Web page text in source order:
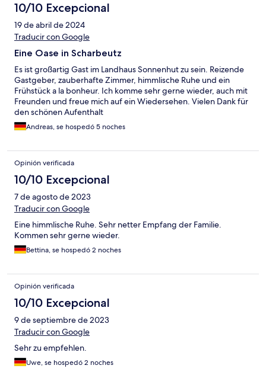
10/10 Excepcional
19 de abril de 2024
Traducir con Google
Eine Oase in Scharbeutz
Es ist großartig Gast im Landhaus Sonnenhut zu sein. Reizende
Gastgeber, zauberhafte Zimmer, himmlische Ruhe und ein
Frühstück a la bonheur. Ich komme sehr gerne wieder, auch mit
Freunden und freue mich auf ein Wiedersehen. Vielen Dank für
den schönen Aufenthalt
Andreas, se hospedó 5 noches
Opinión verificada
10/10 Excepcional
7 de agosto de 2023
Traducir con Google
Eine himmlische Ruhe. Sehr netter Empfang der Familie.
Kommen sehr gerne wieder.
Bettina, se hospedó 2 noches
Opinión verificada
10/10 Excepcional
9 de septiembre de 2023
Traducir con Google
Sehr zu empfehlen.
Uwe, se hospedó 2 noches